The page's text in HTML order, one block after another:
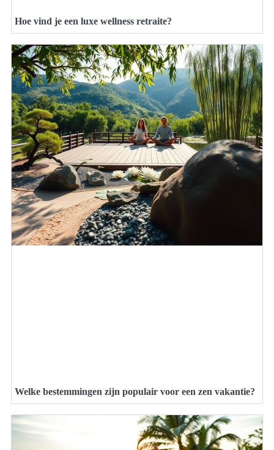
Hoe vind je een luxe wellness retraite?
Welke bestemmingen zijn populair voor een zen vakantie?